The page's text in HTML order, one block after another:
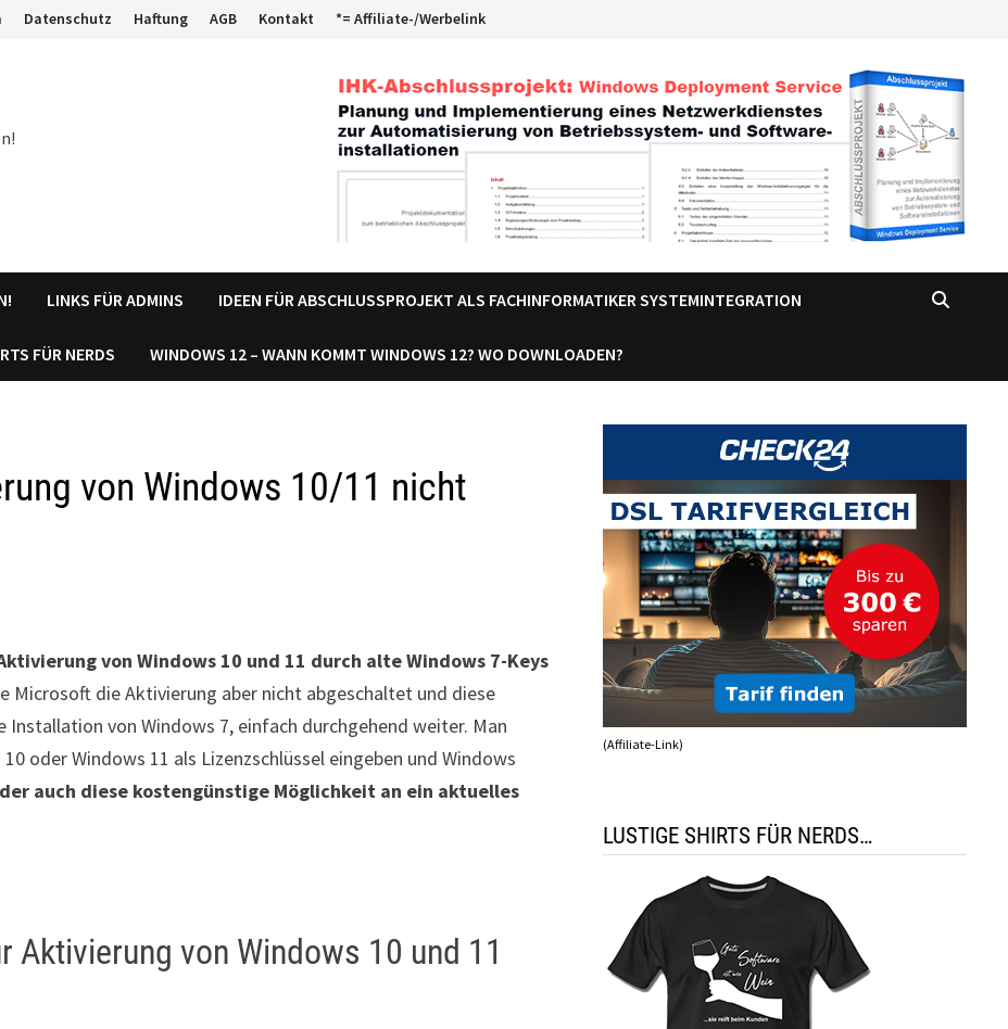
Datenschutz Haftung AGB Kontakt *= Affiliate-/Werbelink
LINKS FÜR ADMINS IDEEN FÜR ABSCHLUSSPROJEKT ALS FACHINFORMATIKER SYSTEMINTEGRATION
FÜR NERDS WINDOWS 12 – WANN KOMMT WINDOWS 12? WO DOWNLOADEN?
von Windows 10/11 nicht
von Windows 10 und 11 durch alte Windows 7-Keys
Microsoft die Aktivierung aber nicht abgeschaltet und diese
von Windows 7, einfach durchgehend weiter. Man
oder Windows 11 als Lizenzschlüssel eingeben und Windows
auch diese kostengünstige Möglichkeit an ein aktuelles
Aktivierung von Windows 10 und 11
(Affiliate-Link)
LUSTIGE SHIRTS FÜR NERDS…